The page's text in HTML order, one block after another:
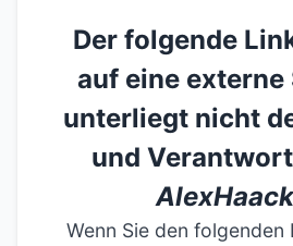
Der folgende
auf eine externe
unterliegt nicht
und
Wenn Sie den folgenden